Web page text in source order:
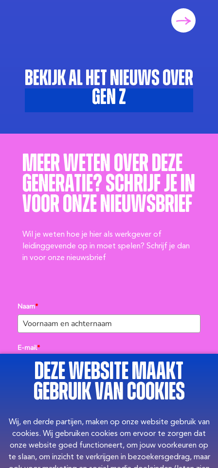
Deze website maakt
gebruik van cookies
Wij, en derde partijen, maken op onze website gebruik van
cookies. Wij gebruiken cookies om ervoor te zorgen dat
onze website goed functioneert, om jouw voorkeuren op
te slaan, om inzicht te verkrijgen in bezoekersgedrag, maar
Bekijk al het nieuws over
Gen Z
Meer weten over deze
generatie? Schrijf je in
voor onze nieuwsbrief
Wil je weten hoe je hier als werkgever of
leidinggevende op in moet spelen? Schrijf je dan
in voor onze nieuwsbrief
Naam*
E-mail*
Telefoon *
Bedrijfsnaam*